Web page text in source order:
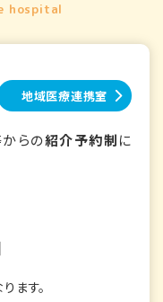
hospital
地域医療連携室
らの紹介予約制に
ます。